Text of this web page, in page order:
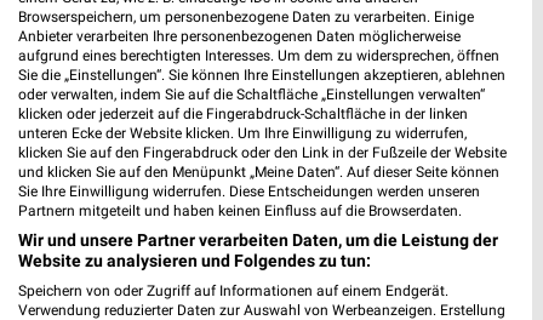
Browserspeichern, um personenbezogene Daten zu verarbeiten. Einige
Anbieter verarbeiten Ihre personenbezogenen Daten möglicherweise
aufgrund eines berechtigten Interesses. Um dem zu widersprechen, öffnen
Sie die „Einstellungen“. Sie können Ihre Einstellungen akzeptieren, ablehnen
oder verwalten, indem Sie auf die Schaltfläche „Einstellungen verwalten“
klicken oder jederzeit auf die Fingerabdruck-Schaltfläche in der linken
unteren Ecke der Website klicken. Um Ihre Einwilligung zu widerrufen,
klicken Sie auf den Fingerabdruck oder den Link in der Fußzeile der Website
und klicken Sie auf den Menüpunkt „Meine Daten“. Auf dieser Seite können
Sie Ihre Einwilligung widerrufen. Diese Entscheidungen werden unseren
Partnern mitgeteilt und haben keinen Einfluss auf die Browserdaten.
Wir und unsere Partner verarbeiten Daten, um die Leistung der
Website zu analysieren und Folgendes zu tun:
Speichern von oder Zugriff auf Informationen auf einem Endgerät.
Verwendung reduzierter Daten zur Auswahl von Werbeanzeigen. Erstellung